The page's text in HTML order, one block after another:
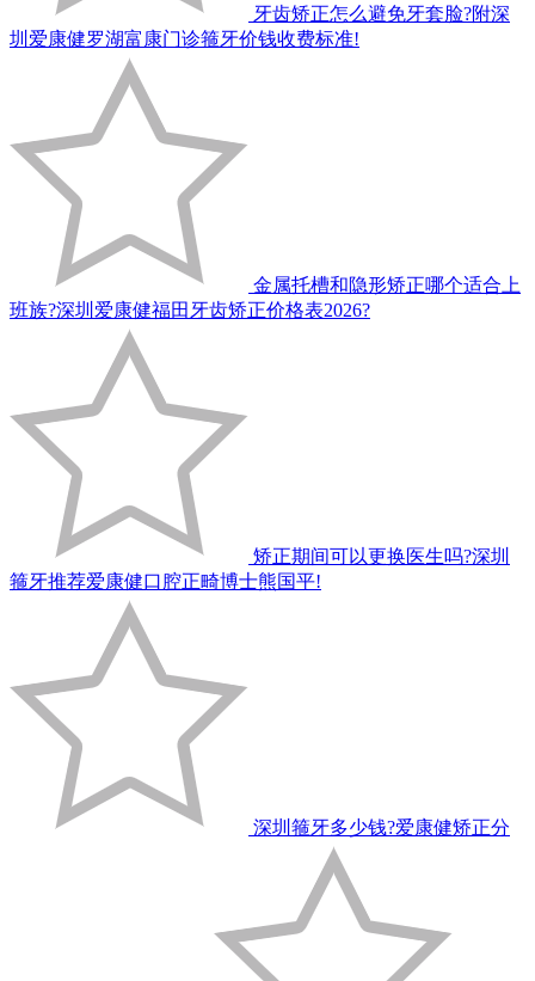
牙齿矫正怎么避免牙套脸?附深
圳爱康健罗湖富康门诊箍牙价钱收费标准!
金属托槽和隐形矫正哪个适合上
班族?深圳爱康健福田牙齿矫正价格表2026?
矫正期间可以更换医生吗?深圳
箍牙推荐爱康健口腔正畸博士熊国平!
深圳箍牙多少钱?爱康健矫正分